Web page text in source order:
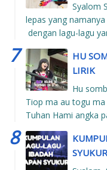
Syalom
lepas yang
dengan lagu-lagu
HU
LIRIK
Hu
Tiop ma au togu
Tuhan Hami angka
SYUKUR